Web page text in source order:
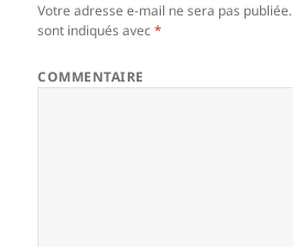
Votre adresse e-mail ne sera pas publiée.
sont indiqués avec*
COMMENTAIRE